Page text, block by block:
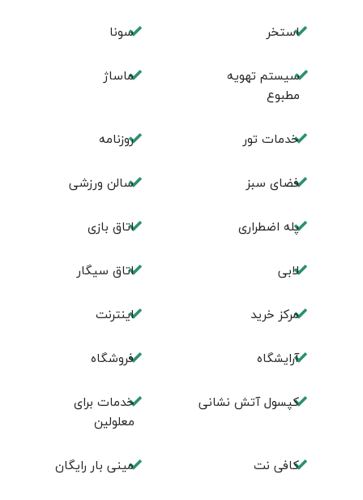
استخر سونا
سیستم تهویه
مطبوع
ماساژ
خدمات تور روزنامه
فضای سبز سالن ورزشی
پله اضطراری اتاق بازی
لابی اتاق سیگار
مرکز خرید اینترنت
آرایشگاه فروشگاه
کپسول آتش نشانی
خدمات برای
معلولین
کافی نت مینی بار رایگان